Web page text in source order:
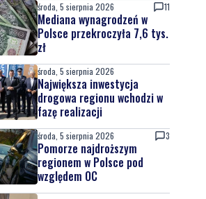
środa, 5 sierpnia 2026 11
Mediana wynagrodzeń w
Polsce przekroczyła 7,6 tys.
zł
środa, 5 sierpnia 2026
Największa inwestycja
drogowa regionu wchodzi w
fazę realizacji
środa, 5 sierpnia 2026 3
Pomorze najdroższym
regionem w Polsce pod
względem OC